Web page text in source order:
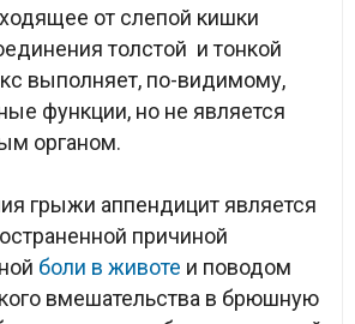
от слепой кишки
толстой и тонкой
выполняет, по-видимому,
функции, но не является
органом.
грыжи аппендицит является
причиной
боли в животе и поводом
вмешательства в брюшную